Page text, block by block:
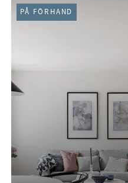
PÅ FÖRHAND